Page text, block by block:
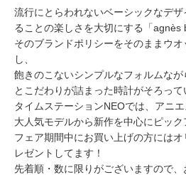
流行にとらわれないベーシックなデ
ることの楽しさを大切にする「agnès
そのブランドポリシーをそのままウ
し、
飽きのこないシンプルなフォルムな
とこだわりが詰まった時計がそろって
タイムステーションNEOでは、アニ
大人気モデルから新作を中心にピック
フェア期間中にお買い上げの方には
レゼントしてます！
先着順・数に限りがございますので、